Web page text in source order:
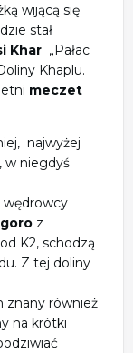
wijącą się
stał
Khar „Pałac
Khaplu.
meczet
najwyżej
w niegdyś
wędrowcy
z
K2, schodzą
Z tej doliny
znany również
na krótki